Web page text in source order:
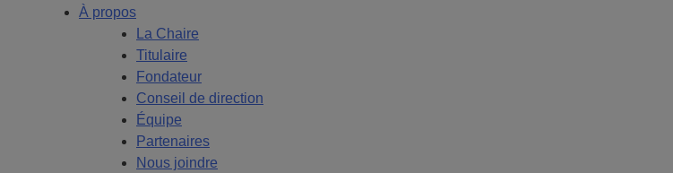
À propos
La Chaire
Titulaire
Fondateur
Conseil de direction
Équipe
Partenaires
Nous joindre